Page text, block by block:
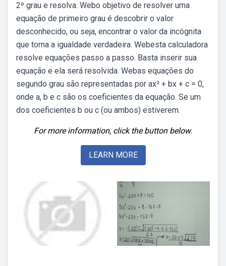
2º grau e resolva. Webo objetivo de resolver uma
equação de primeiro grau é descobrir o valor
desconhecido, ou seja, encontrar o valor da incógnita
que torna a igualdade verdadeira. Webesta calculadora
resolve equações passo a passo. Basta inserir sua
equação e ela será resolvida. Webas equações do
segundo grau são representadas por ax² + bx + c = 0,
onde a, b e c são os coeficientes da equação. Se um
dos coeficientes b ou c (ou ambos) estiverem.
For more information, click the button below.
LEARN MORE